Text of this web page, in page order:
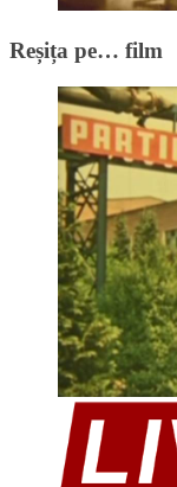
Reșița pe… film